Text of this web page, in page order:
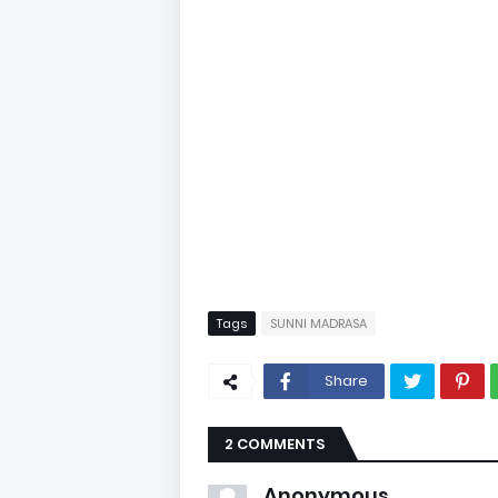
Tags SUNNI MADRASA
Share
2 COMMENTS